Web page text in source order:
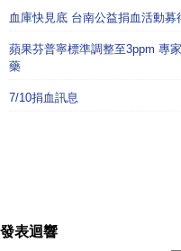
血庫快見底 台南公益捐血活動募
蘋果芬普寧標準調整至3ppm 專
藥
7/10捐血訊息
發表迴響